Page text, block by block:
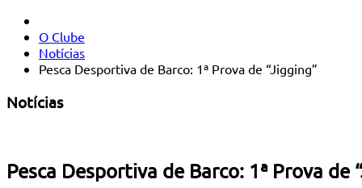
O Clube
Notícias
Pesca Desportiva de Barco: 1ª Prova de “Jigging”
Notícias
Pesca Desportiva de Barco: 1ª Prova de